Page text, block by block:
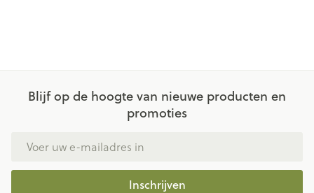
Blijf op de hoogte van nieuwe producten en
promoties
Inschrijven